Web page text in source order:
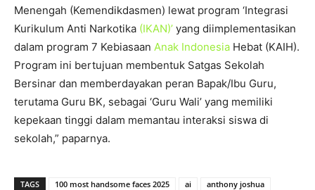
Menengah (Kemendikdasmen) lewat program ‘Integrasi
Kurikulum Anti Narkotika (IKAN)’ yang diimplementasikan
dalam program 7 Kebiasaan Anak Indonesia Hebat (KAIH).
Program ini bertujuan membentuk Satgas Sekolah
Bersinar dan memberdayakan peran Bapak/Ibu Guru,
terutama Guru BK, sebagai ‘Guru Wali’ yang memiliki
kepekaan tinggi dalam memantau interaksi siswa di
sekolah,” paparnya.
TAGS 100 most handsome faces 2025 ai
anthony joshua